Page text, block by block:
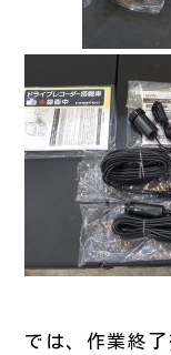
では、作業終